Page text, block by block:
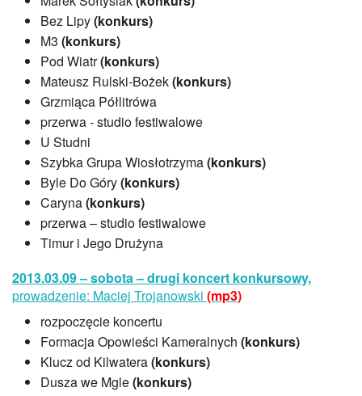
Bez Lipy(konkurs)
M3(konkurs)
Pod Wiatr(konkurs)
Mateusz Rulski-Bożek(konkurs)
Grzmiąca Półlitrówa
przerwa - studio festiwalowe
U Studni
Szybka Grupa Wiosłotrzyma(konkurs)
Byle Do Góry(konkurs)
Caryna(konkurs)
przerwa – studio festiwalowe
Timur i Jego Drużyna
2013.03.09 – sobota – drugi koncert konkursowy,
prowadzenie: Maciej Trojanowski (mp3)
rozpoczęcie koncertu
Formacja Opowieści Kameralnych(konkurs)
Klucz od Kilwatera(konkurs)
Dusza we Mgle(konkurs)